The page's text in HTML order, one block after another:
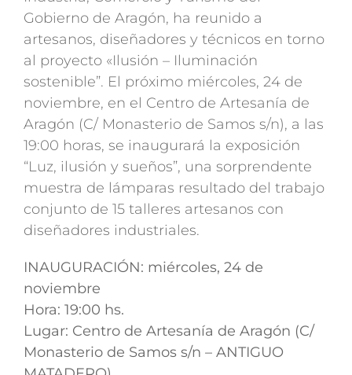
Gobierno de Aragón, ha reunido a
artesanos, diseñadores y técnicos en torno
al proyecto «Ilusión – Iluminación
sostenible”. El próximo miércoles, 24 de
noviembre, en el Centro de Artesanía de
Aragón (C/ Monasterio de Samos s/n), a las
19:00 horas, se inaugurará la exposición
“Luz, ilusión y sueños”, una sorprendente
muestra de lámparas resultado del trabajo
conjunto de 15 talleres artesanos con
diseñadores industriales.
INAUGURACIÓN: miércoles, 24 de
noviembre
Hora: 19:00 hs.
Lugar: Centro de Artesanía de Aragón (C/
Monasterio de Samos s/n – ANTIGUO